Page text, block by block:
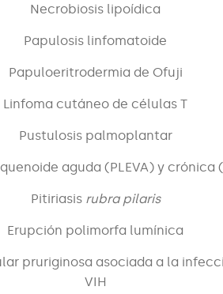
Necrobiosis lipoídica
Papulosis linfomatoide
Papuloeritrodermia de Ofuji
Linfoma cutáneo de células T
Pustulosis palmoplantar
aguda (PLEVA) y crónica
Pitiriasis rubra pilaris
Erupción polimorfa lumínica
pruriginosa asociada a la
VIH